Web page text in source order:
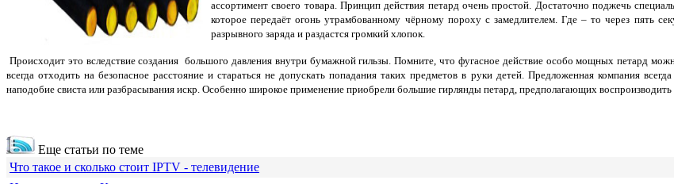
ассортимент своего товара. Принцип действия петард очень простой. Достаточно поджечь
которое передаёт огонь утрамбованному чёрному пороху с замедлителем. Где – то через пять
разрывного заряда и раздастся громкий хлопок.
Происходит это вследствие создания большого давления внутри бумажной гильзы. Помните, что фугасное действие особо мощных петард
всегда отходить на безопасное расстояние и стараться не допускать попадания таких предметов в руки детей. Предложенная компания
наподобие свиста или разбрасывания искр. Особенно широкое применение приобрели большие гирлянды петард, предполагающих
Еще статьи по теме
Что такое и сколько стоит IPTV - телевидение